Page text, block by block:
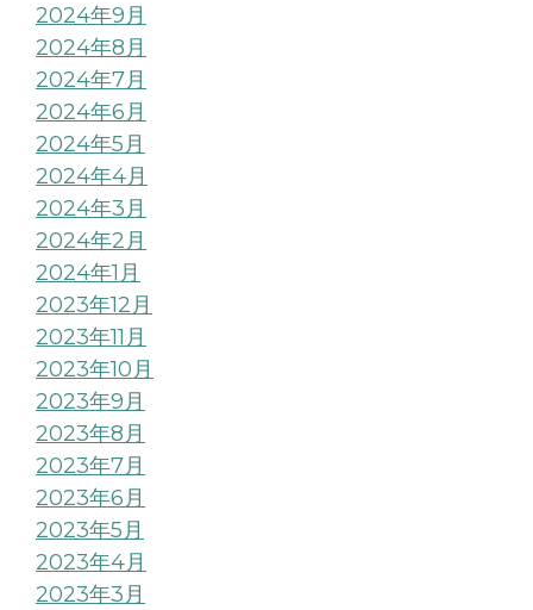
2024年9月
2024年8月
2024年7月
2024年6月
2024年5月
2024年4月
2024年3月
2024年2月
2024年1月
2023年12月
2023年11月
2023年10月
2023年9月
2023年8月
2023年7月
2023年6月
2023年5月
2023年4月
2023年3月